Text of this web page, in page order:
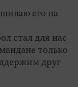
его на
стал для нас
только
друг